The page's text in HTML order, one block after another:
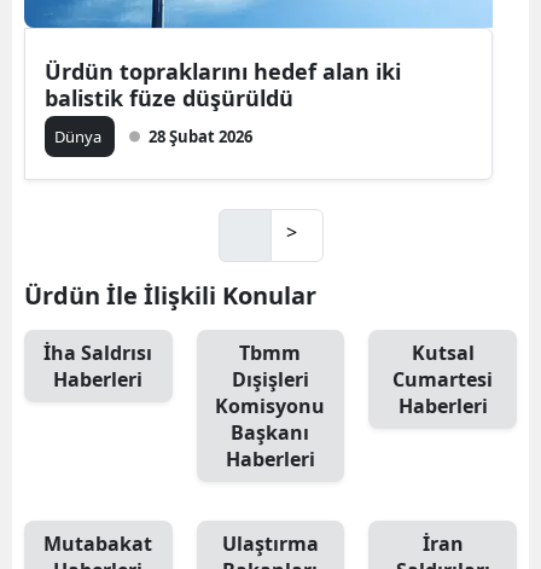
Ürdün topraklarını hedef alan iki
balistik füze düşürüldü
Dünya 28 Şubat 2026
>
Ürdün İle İlişkili Konular
İha Saldrısı
Haberleri
Tbmm
Dışişleri
Komisyonu
Başkanı
Haberleri
Kutsal
Cumartesi
Haberleri
Mutabakat
Ulaştırma
İran